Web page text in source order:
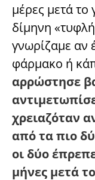
μέρες μετά το
δίμηνη
γνωρίζαμε αν
φάρμακο ή
αρρώστησε
χρειαζόταν
από τα πιο
οι δύο
μήνες μετά